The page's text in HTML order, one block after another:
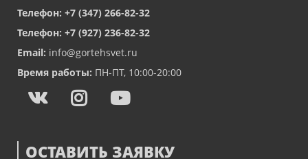
Телефон: +7 (347) 266-82-32
Телефон: +7 (927) 236-82-32
Email: info@gortehsvet.ru
Время работы: ПН-ПТ, 10:00-20:00
ОСТАВИТЬ ЗАЯВКУ